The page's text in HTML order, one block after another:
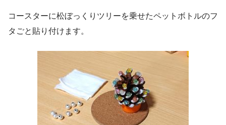
コースターに松ぼっくりツリーを乗せたペットボトルのフ
タごと貼り付けます。